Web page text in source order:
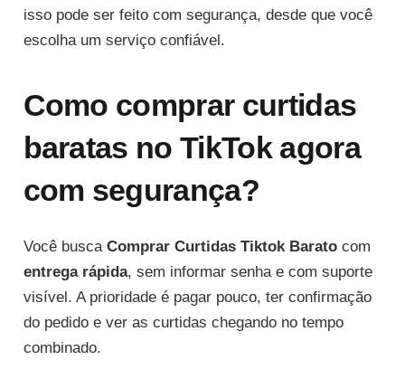
isso pode ser feito com segurança, desde que você
escolha um serviço confiável.
Como comprar curtidas
baratas no TikTok agora
com segurança?
Você busca Comprar Curtidas Tiktok Baratocom
entrega rápida, sem informar senha e com suporte
visível. A prioridade é pagar pouco, ter confirmação
do pedido e ver as curtidas chegando no tempo
combinado.